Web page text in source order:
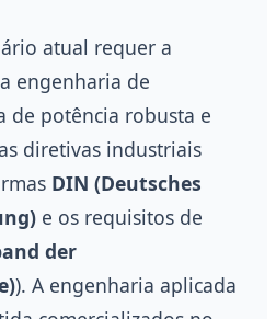
atual requer a
engenharia de
de potência robusta e
diretivas industriais
DIN (Deutsches
e os requisitos de
der
). A engenharia aplicada